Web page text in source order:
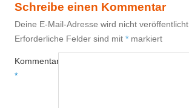
Schreibe einen Kommentar
Deine E-Mail-Adresse wird nicht veröffentlicht.
Erforderliche Felder sind mit * markiert
Kommentar
*